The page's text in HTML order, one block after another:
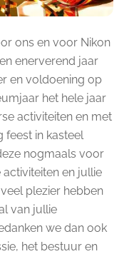
ons en voor Nikon
enerverend jaar
en voldoening op
het hele jaar
activiteiten en met
feest in kasteel
nogmaals voor
en jullie
plezier hebben
van jullie
we dan ook
het bestuur en